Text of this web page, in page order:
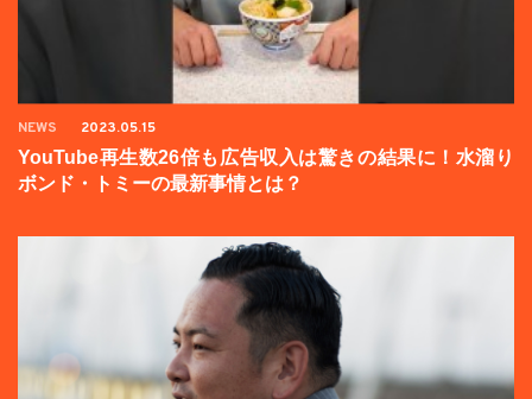
NEWS 2023.05.15
YouTube再生数26倍も広告収入は驚きの結果に！水溜り
ボンド・トミーの最新事情とは？